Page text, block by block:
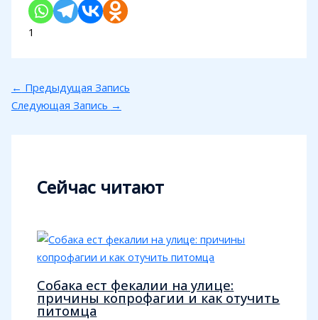
1
← Предыдущая Запись
Следующая Запись →
Сейчас читают
Собака ест фекалии на улице:
причины копрофагии и как отучить
питомца